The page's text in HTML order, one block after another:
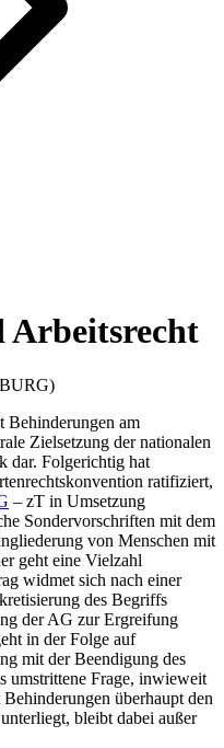
Arbeitsrecht
Behinderungen am
Zielsetzung der nationalen
dar. Folgerichtig hat
ratifiziert,
– zT in Umsetzung
Sondervorschriften mit dem
von Menschen mit
geht eine Vielzahl
widmet sich nach einer
des Begriffs
der AG zur Ergreifung
in der Folge auf
mit der Beendigung des
umstrittene Frage, inwieweit
überhaupt den
bleibt dabei außer